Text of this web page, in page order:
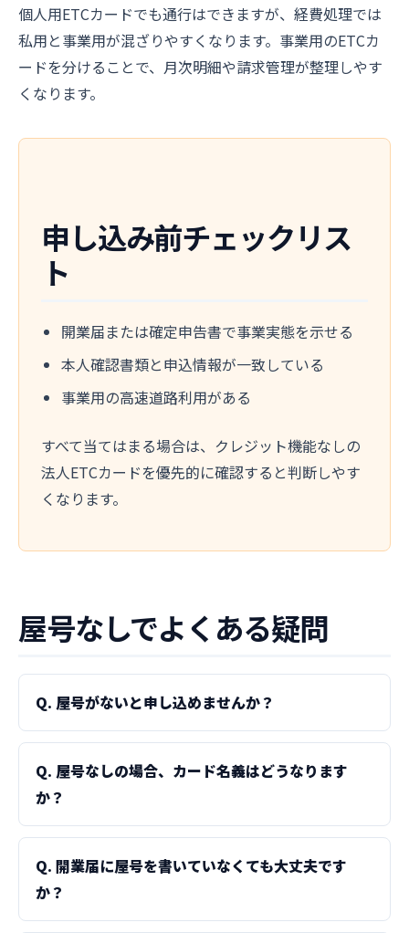
個人用ETCカードでも通行はできますが、経費処理では
私用と事業用が混ざりやすくなります。事業用のETCカ
ードを分けることで、月次明細や請求管理が整理しやす
くなります。
申し込み前チェックリス
ト
開業届または確定申告書で事業実態を示せる
本人確認書類と申込情報が一致している
事業用の高速道路利用がある
すべて当てはまる場合は、クレジット機能なしの
法人ETCカードを優先的に確認すると判断しやす
くなります。
屋号なしでよくある疑問
Q. 屋号がないと申し込めませんか？
Q. 屋号なしの場合、カード名義はどうなります
か？
Q. 開業届に屋号を書いていなくても大丈夫です
か？